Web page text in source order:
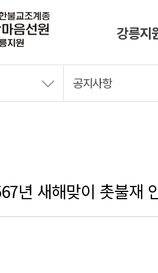
강릉지
공지사항
년 새해맞이 촛불재